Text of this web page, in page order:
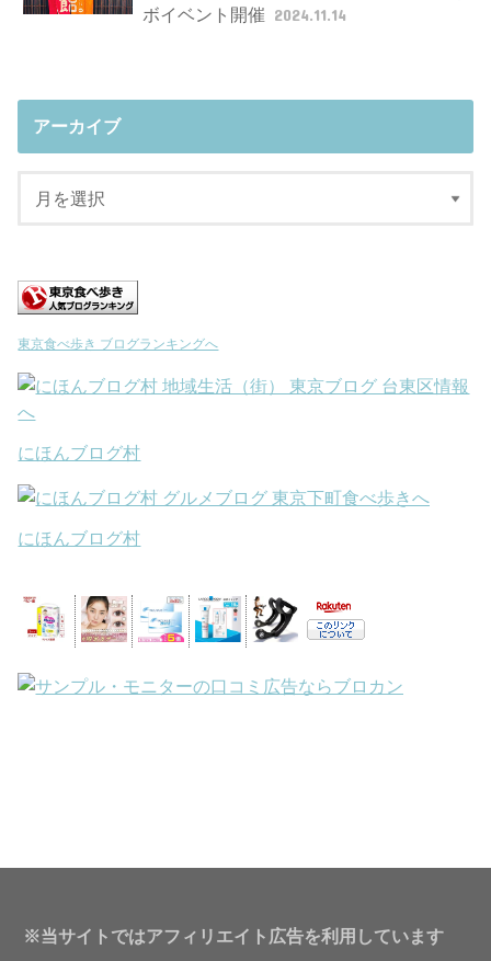
ボイベント開催 2024.11.14
アーカイブ
東京食べ歩き ブログランキングへ
にほんブログ村
にほんブログ村
※当サイトではアフィリエイト広告を利用しています